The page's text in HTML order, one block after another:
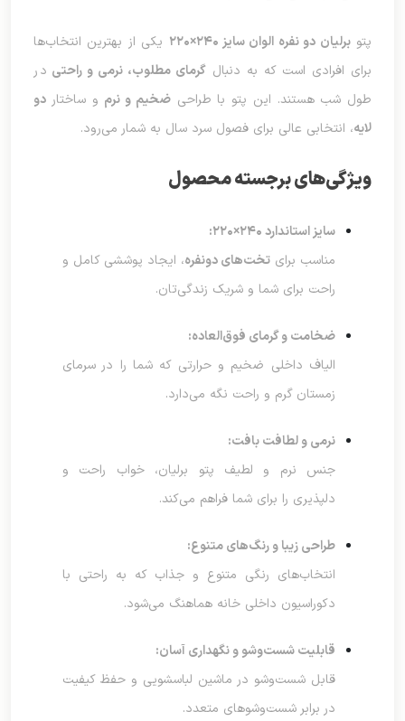
پتوبرلیان دو نفره الوان سایز ۲۴۰×۲۲۰
یکی از بهترین انتخاب‌ها
برای افرادی است که به دنبال گرمای مطلوب، نرمی و راحتی در
طول شب هستند. این پتو با طراحیضخیم و نرم و ساختار دو
لایه، انتخابی عالی برای فصول سرد سال به شمار می‌رود.
ویژگی‌های برجسته محصول
سایز استاندارد ۲۴۰×۲۲۰:
مناسب برای تخت‌های دونفره، ایجاد پوششی کامل و
راحت برای شما و شریک زندگی‌تان.
ضخامت و گرمای فوق‌العاده:
الیاف داخلی ضخیم و حرارتی که شما را در سرمای
زمستان گرم و راحت نگه می‌دارد.
نرمی و لطافت بافت:
جنس نرم و لطیف پتو برلیان، خواب راحت و
دلپذیری را برای شما فراهم می‌کند.
طراحی زیبا و رنگ‌های متنوع:
انتخاب‌های رنگی متنوع و جذاب که به راحتی با
دکوراسیون داخلی خانه هماهنگ می‌شود.
قابلیت شست‌وشو و نگهداری آسان:
قابل شست‌وشو در ماشین لباسشویی و حفظ کیفیت
در برابر شست‌وشوهای متعدد.